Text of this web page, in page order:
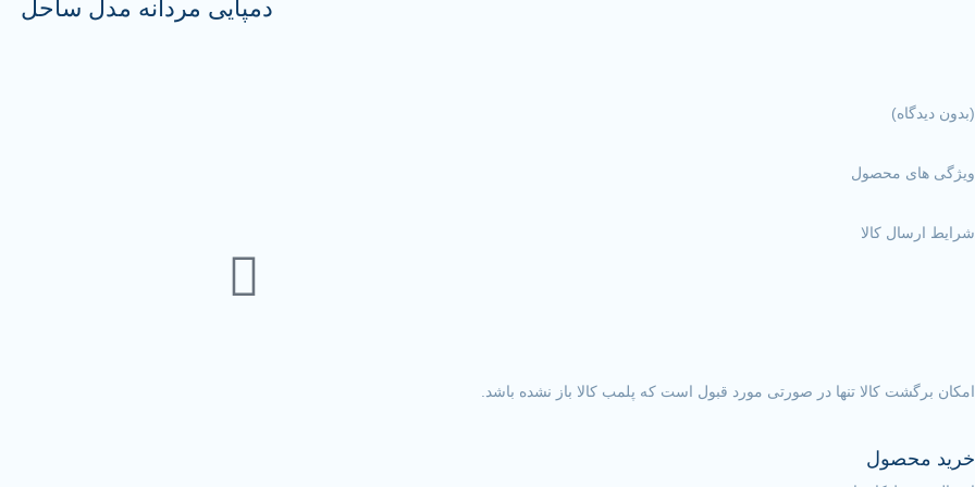
دمپایی مردانه مدل ساحل
(بدون دیدگاه)
ویژگی های محصول
شرایط ارسال کالا
امکان برگشت کالا تنها در صورتی مورد قبول است که پلمب کالا باز نشده باشد.
خرید محصول